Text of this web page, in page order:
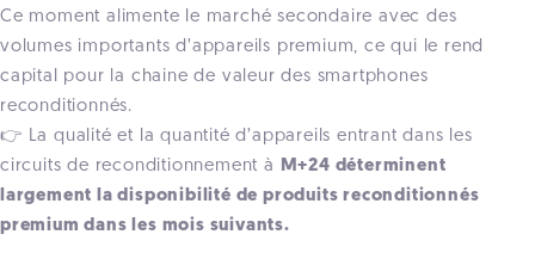
Ce moment alimente le marché secondaire avec des
volumes importants d’appareils premium, ce qui le rend
capital pour la chaine de valeur des smartphones
reconditionnés.
👉 La qualité et la quantité d’appareils entrant dans les
circuits de reconditionnement à M+24 déterminent
largement la disponibilité de produits reconditionnés
premium dans les mois suivants.